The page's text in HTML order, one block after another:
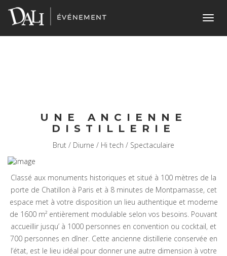
UNE ANCIENNE
DISTILLERIE
Brut / Diurne / Hi tech / Spectaculaire
Classé aux monuments historiques et situé à 100 mètres de la
porte de Chatillon à Paris et à 8 minutes de Montparnasse, cet
espace met à votre disposition un lieu authentique et moderne
de 1600 m² entièrement modulable selon vos besoins. Pouvant
accueillir jusqu’ à 1000 personnes en convention ou cocktail, et
700 personnes en dîner. Cette ancienne distillerie conservée en
l’état, est le lieu idéal pour donner une autre dimension à votre